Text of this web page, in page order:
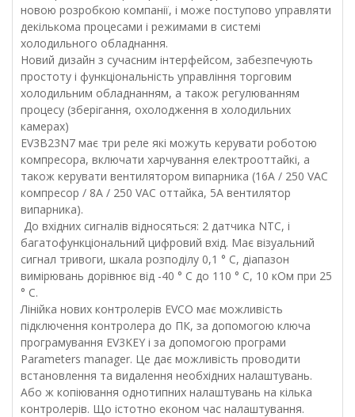
новою розробкою компанії, і може поступово управляти
декількома процесами і режимами в системі
холодильного обладнання.
Новий дизайн з сучасним інтерфейсом, забезпечують
простоту і функціональність управління торговим
холодильним обладнанням, а також регулюванням
процесу (зберігання, охолодження в холодильних
камерах)
EV3B23N7 має три реле які можуть керувати роботою
компресора, включати харчування електрооттайкі, а
також керувати вентилятором випарника (16А / 250 VAC
компресор / 8А / 250 VAC оттайка, 5А вентилятор
випарника).
До вхідних сигналів відносяться: 2 датчика NTC, і
багатофункціональний цифровий вхід. Має візуальний
сигнал тривоги, шкала розподілу 0,1 ° С, діапазон
вимірювань дорівнює від -40 ° С до 110 ° С, 10 кОм при 25
° С.
Лінійка нових контролерів EVCO має можливість
підключення контролера до ПК, за допомогою ключа
програмування EV3KEY і за допомогою програми
Parameters manager. Це дає можливість проводити
встановлення та видалення необхідних налаштувань.
Або ж копіювання однотипних налаштувань на кілька
контролерів. Що істотно економ час налаштування.